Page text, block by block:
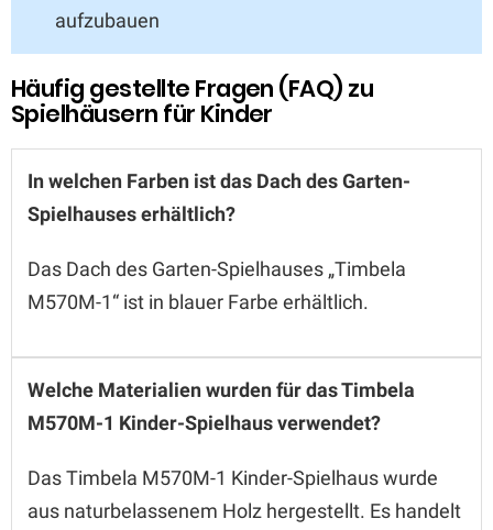
aufzubauen
Häufig gestellte Fragen (FAQ) zu
Spielhäusern für Kinder
In welchen Farben ist das Dach des Garten-
Spielhauses erhältlich?
Das Dach des Garten-Spielhauses „Timbela
M570M-1“ ist in blauer Farbe erhältlich.
Welche Materialien wurden für das Timbela
M570M-1 Kinder-Spielhaus verwendet?
Das Timbela M570M-1 Kinder-Spielhaus wurde
aus naturbelassenem Holz hergestellt. Es handelt